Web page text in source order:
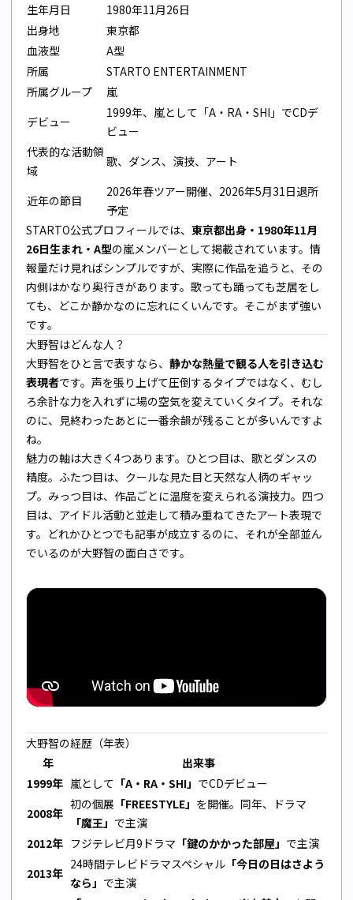
生年月日
1980年11月26日
出身地
東京都
血液型
A型
所属
STARTO ENTERTAINMENT
所属グループ
嵐
デビュー
1999年、嵐として「A・RA・SHI」でCDデ
ビュー
代表的な活動領
域
歌、ダンス、演技、アート
近年の節目
2026年春ツアー開催、2026年5月31日退所
予定
STARTO公式プロフィールでは、 東京都出身・1980年11月
26日生まれ・A型の嵐メンバーとして掲載されています。情
報量だけ見ればシンプルですが、実際に作品を追うと、その
内側はかなり奥行きがあります。歌っても踊っても芝居をし
ても、どこか静かなのに忘れにくいんです。そこがまず強い
です。
大野智はどんな人？
大野智をひと言で表すなら、 静かな熱量で観る人を引き込む
表現者です。声を張り上げて圧倒するタイプではなく、むし
ろ余計な力を入れずに場の空気を変えていくタイプ。それな
のに、見終わったあとに一番余韻が残ることが多いんですよ
ね。
魅力の軸は大きく4つあります。ひとつ目は、歌とダンスの
精度。ふたつ目は、クールな見た目と天然な人柄のギャッ
プ。みっつ目は、作品ごとに温度を変えられる演技力。四つ
目は、アイドル活動と並走して積み重ねてきたアート表現で
す。どれかひとつでも記事が成立するのに、それが全部並ん
でいるのが大野智の面白さです。
大野智の経歴（年表）
年
出来事
1999年 嵐として 「A・RA・SHI」 でCDデビュー
2008年
初の個展 「FREESTYLE」 を開催。同年、ドラマ
「魔王」 で主演
2012年 フジテレビ月9ドラマ 「鍵のかかった部屋」 で主演
2013年
24時間テレビドラマスペシャル 「今日の日はさよう
なら」 で主演